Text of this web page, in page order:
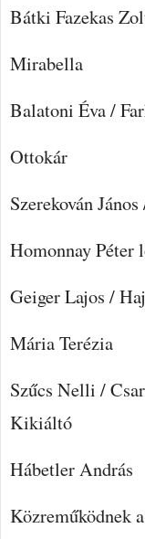
Bátki Fazekas
Mirabella
Balatoni Éva /
Ottokár
Szerekován
Homonnay Péter
Geiger Lajos /
Mária Terézia
Szűcs Nelli /
Kikiáltó
Hábetler András
Közreműködnek